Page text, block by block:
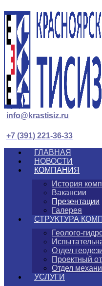
info@krastisiz.ru
+7 (391) 221-36-33
ГЛАВНАЯ
НОВОСТИ
КОМПАНИЯ
История
Вакансии
Презентации
Галерея
СТРУКТУРА
Геолого-
Отдел
Проектный
Отдел
УСЛУГИ